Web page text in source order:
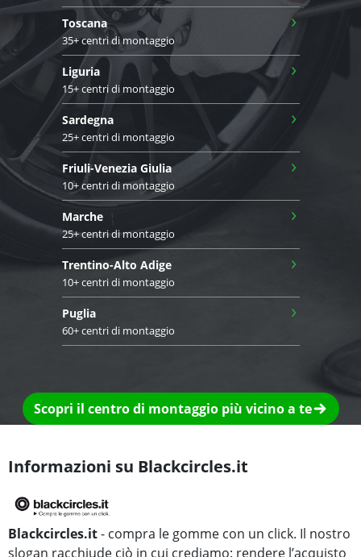
Toscana
35+ centri di montaggio
›
Liguria
15+ centri di montaggio
›
Sardegna
25+ centri di montaggio
›
Friuli-Venezia Giulia
10+ centri di montaggio
›
Marche
25+ centri di montaggio
›
Trentino-Alto Adige
10+ centri di montaggio
›
Puglia
60+ centri di montaggio
›
Scopri il centro di montaggio più vicino a te
Informazioni su Blackcircles.it
Blackcircles.it- compra le gomme con un click. Il nostro
slogan racchiude ciò in cui crediamo: rendere l’acquisto